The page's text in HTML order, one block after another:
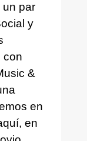
un par
y
con
&
en
en